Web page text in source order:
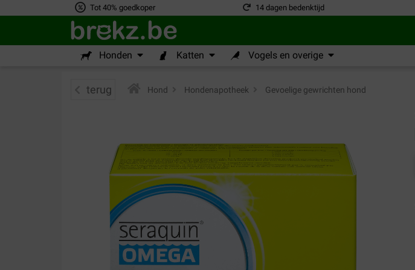
Tot 40% goedkoper 14 dagen bedenktijd
Honden Katten Vogels en overige
terug Hond Hondenapotheek Gevoelige gewrichten hond